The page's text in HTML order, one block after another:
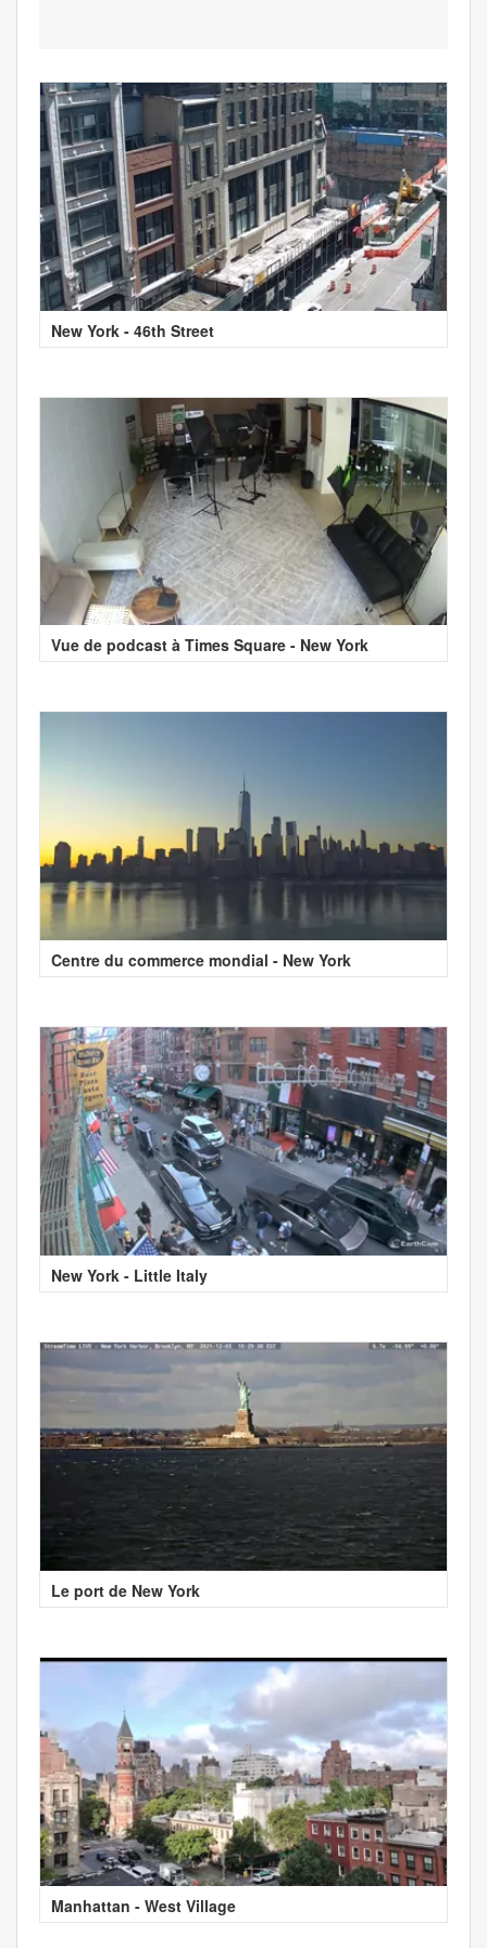
New York - 46th Street
Vue de podcast à Times Square - New York
Centre du commerce mondial - New York
New York - Little Italy
Le port de New York
Manhattan - West Village